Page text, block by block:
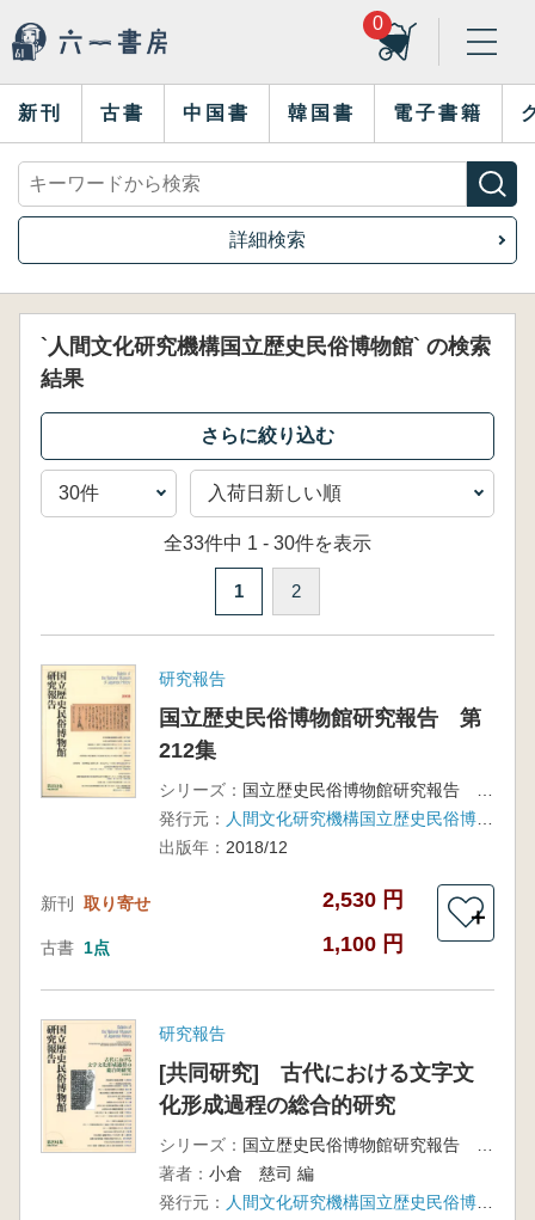
0
新刊 古書 中国書 韓国書 電子書籍
詳細検索
`人間文化研究機構国立歴史民俗博物館` の検索
結果
全33件中 1 - 30件を表示
1 2
研究報告
国立歴史民俗博物館研究報告 第
212集
シリーズ：
発行元：
人間文化研究機構国立歴史民俗博物館
出版年： 2018/12
新刊 取り寄せ 2,530 円
古書 1点 1,100 円
＋
研究報告
[共同研究] 古代における文字文
化形成過程の総合的研究
シリーズ：
著者： 小倉 慈司 編
発行元：
人間文化研究機構国立歴史民俗博物館